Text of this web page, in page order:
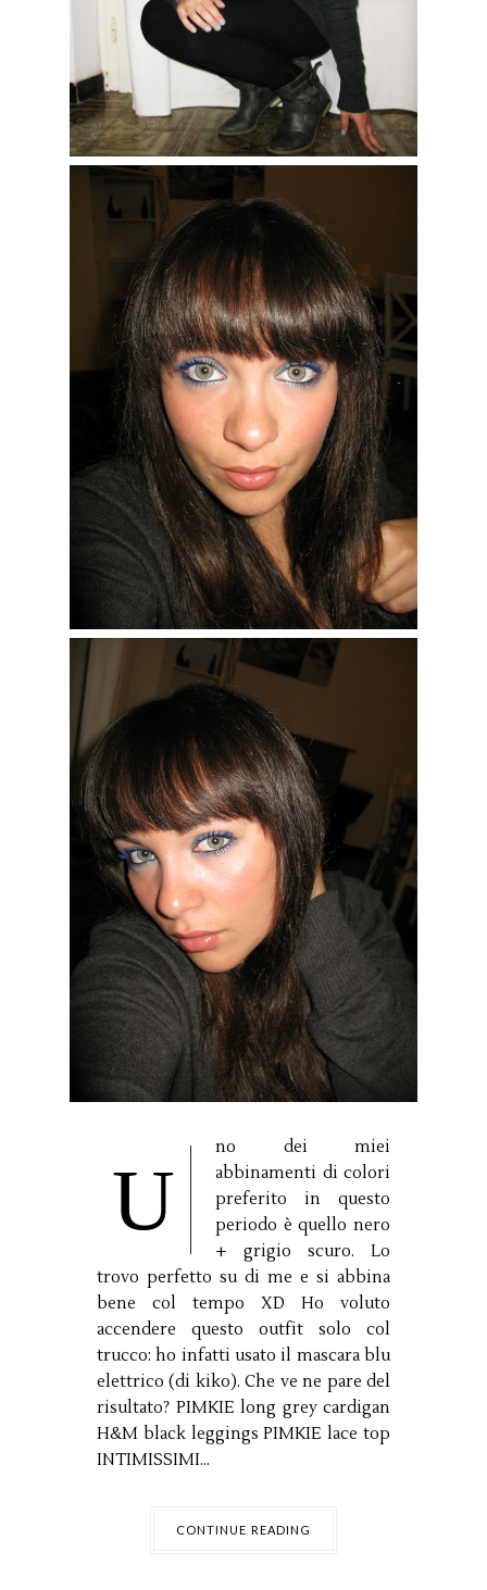
U
no dei miei
abbinamenti di colori
preferito in questo
periodo è quello nero
+ grigio scuro. Lo
trovo perfetto su di me e si abbina
bene col tempo XD Ho voluto
accendere questo outfit solo col
trucco: ho infatti usato il mascara blu
elettrico (di kiko). Che ve ne pare del
risultato? PIMKIE long grey cardigan
H&M black leggings PIMKIE lace top
INTIMISSIMI...
CONTINUE READING